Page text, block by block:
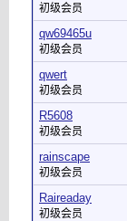
初级会员
qw69465u
初级会员
qwert
初级会员
R5608
初级会员
rainscape
初级会员
Raireaday
初级会员